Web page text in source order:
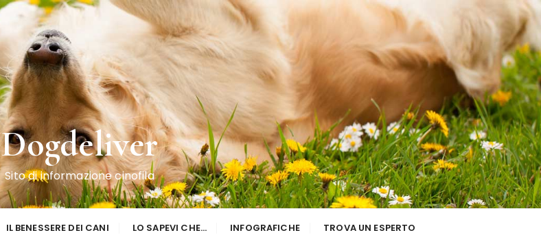
Dogdeliver
Sito di informazione cinofila
IL BENESSERE DEI CANI LO SAPEVI CHE… INFOGRAFICHE TROVA UN ESPERTO